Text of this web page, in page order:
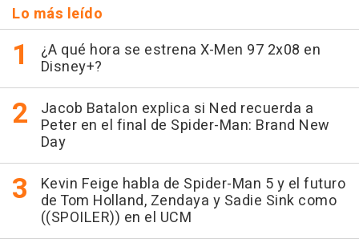
Lo más leído
¿A qué hora se estrena X-Men 97 2x08 en
Disney+?
Jacob Batalon explica si Ned recuerda a
Peter en el final de Spider-Man: Brand New
Day
Kevin Feige habla de Spider-Man 5 y el futuro
de Tom Holland, Zendaya y Sadie Sink como
((SPOILER)) en el UCM